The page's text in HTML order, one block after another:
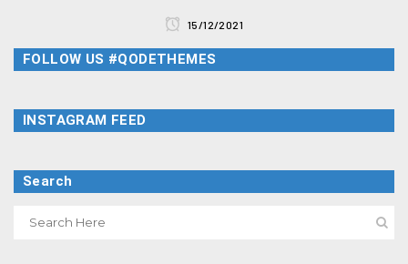
15/12/2021
FOLLOW US #QODETHEMES
INSTAGRAM FEED
Search